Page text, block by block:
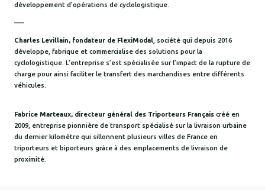
développement d’opérations de cyclologistique.
—–
Charles Levillain, fondateur de FlexiModal , société qui depuis 2016
développe, fabrique et commercialise des solutions pour la
cyclologistique. L’entreprise s’est spécialisée sur l’impact de la rupture de
charge pour ainsi faciliter le transfert des marchandises entre différents
véhicules.
Fabrice Marteaux, directeur général des Triporteurs Français créé en
2009, entreprise pionnière de transport spécialisé sur la livraison urbaine
du dernier kilomètre qui sillonnent plusieurs villes de France en
triporteurs et biporteurs grâce à des emplacements de livraison de
proximité.